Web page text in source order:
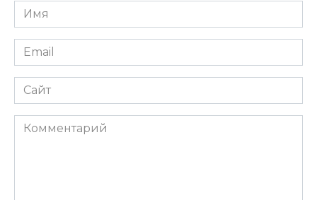
Имя
*
Email
*
Сайт
Комментарий